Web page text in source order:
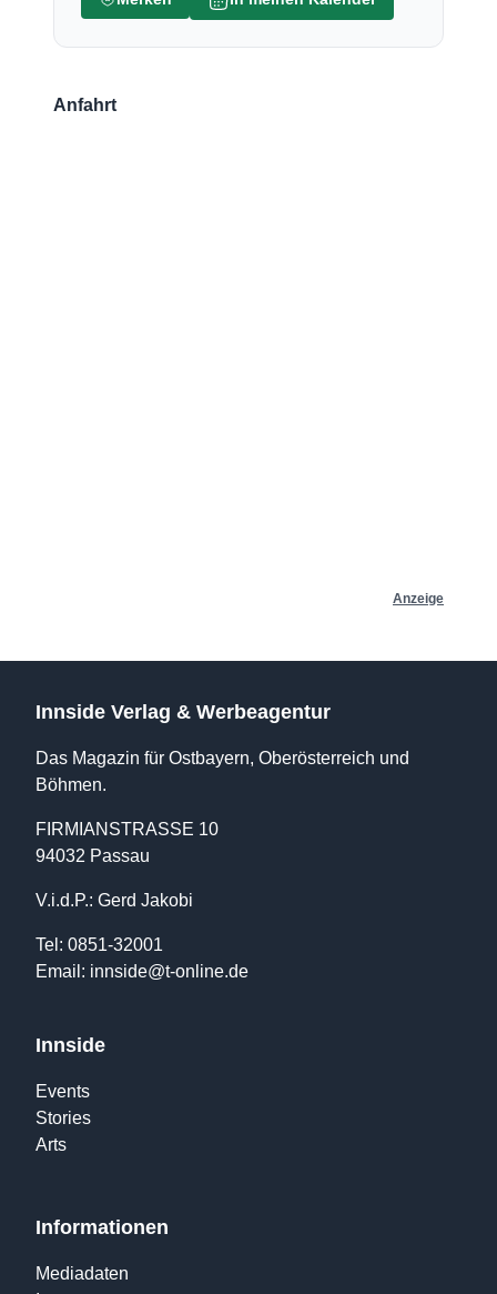
Anfahrt
Anzeige
Innside Verlag & Werbeagentur
Das Magazin für Ostbayern, Oberösterreich und
Böhmen.
FIRMIANSTRASSE 10
94032 Passau
V.i.d.P.: Gerd Jakobi
Tel: 0851-32001
Email: innside@t-online.de
Innside
Events
Stories
Arts
Informationen
Mediadaten